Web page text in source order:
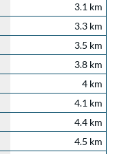
3.1 km
3.3 km
3.5 km
3.8 km
4 km
4.1 km
4.4 km
4.5 km